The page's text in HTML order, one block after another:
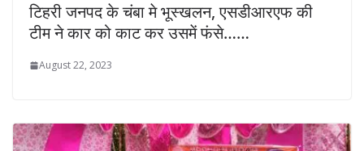
टिहरी जनपद के चंबा मे भूस्खलन, एसडीआरएफ की
टीम ने कार को काट कर उसमें फंसे……
August 22, 2023